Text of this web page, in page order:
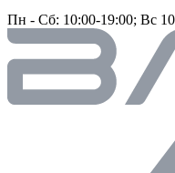
Пн - Сб: 10:00-19:00; Вс